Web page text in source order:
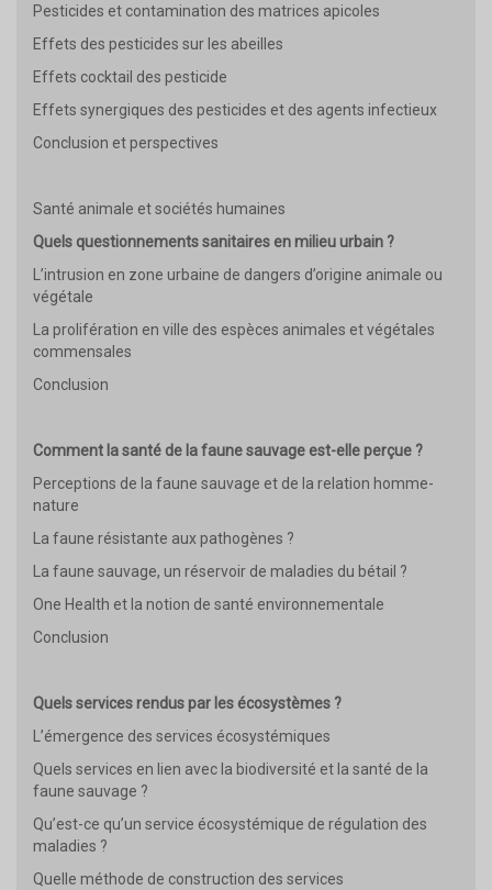
Pesticides et contamination des matrices apicoles
Effets des pesticides sur les abeilles
Effets cocktail des pesticide
Effets synergiques des pesticides et des agents infectieux
Conclusion et perspectives
Santé animale et sociétés humaines
Quels questionnements sanitaires en milieu urbain ?
L’intrusion en zone urbaine de dangers d’origine animale ou
végétale
La prolifération en ville des espèces animales et végétales
commensales
Conclusion
Comment la santé de la faune sauvage est-elle perçue ?
Perceptions de la faune sauvage et de la relation homme-
nature
La faune résistante aux pathogènes ?
La faune sauvage, un réservoir de maladies du bétail ?
One Health et la notion de santé environnementale
Conclusion
Quels services rendus par les écosystèmes ?
L’émergence des services écosystémiques
Quels services en lien avec la biodiversité et la santé de la
faune sauvage ?
Qu’est-ce qu’un service écosystémique de régulation des
maladies ?
Quelle méthode de construction des services